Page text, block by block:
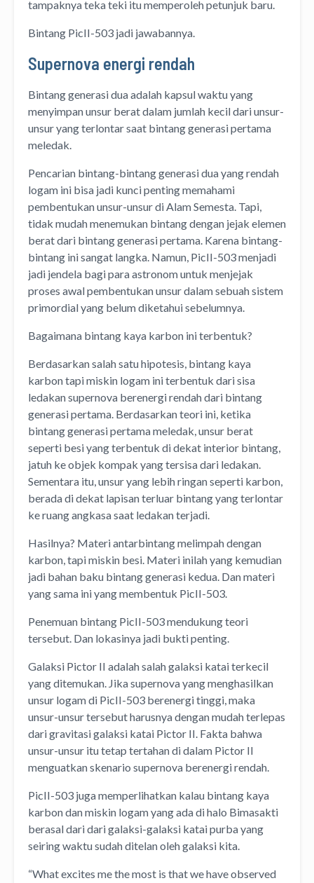
tampaknya teka teki itu memperoleh petunjuk baru.
Bintang PicII-503 jadi jawabannya.
Supernova energi rendah
Bintang generasi dua adalah kapsul waktu yang
menyimpan unsur berat dalam jumlah kecil dari unsur-
unsur yang terlontar saat bintang generasi pertama
meledak.
Pencarian bintang-bintang generasi dua yang rendah
logam ini bisa jadi kunci penting memahami
pembentukan unsur-unsur di Alam Semesta. Tapi,
tidak mudah menemukan bintang dengan jejak elemen
berat dari bintang generasi pertama. Karena bintang-
bintang ini sangat langka. Namun, PicII-503 menjadi
jadi jendela bagi para astronom untuk menjejak
proses awal pembentukan unsur dalam sebuah sistem
primordial yang belum diketahui sebelumnya.
Bagaimana bintang kaya karbon ini terbentuk?
Berdasarkan salah satu hipotesis, bintang kaya
karbon tapi miskin logam ini terbentuk dari sisa
ledakan supernova berenergi rendah dari bintang
generasi pertama. Berdasarkan teori ini, ketika
bintang generasi pertama meledak, unsur berat
seperti besi yang terbentuk di dekat interior bintang,
jatuh ke objek kompak yang tersisa dari ledakan.
Sementara itu, unsur yang lebih ringan seperti karbon,
berada di dekat lapisan terluar bintang yang terlontar
ke ruang angkasa saat ledakan terjadi.
Hasilnya? Materi antarbintang melimpah dengan
karbon, tapi miskin besi. Materi inilah yang kemudian
jadi bahan baku bintang generasi kedua. Dan materi
yang sama ini yang membentuk PicII-503.
Penemuan bintang PicII-503 mendukung teori
tersebut. Dan lokasinya jadi bukti penting.
Galaksi Pictor II adalah salah galaksi katai terkecil
yang ditemukan. Jika supernova yang menghasilkan
unsur logam di PicII-503 berenergi tinggi, maka
unsur-unsur tersebut harusnya dengan mudah terlepas
dari gravitasi galaksi katai Pictor II. Fakta bahwa
unsur-unsur itu tetap tertahan di dalam Pictor II
menguatkan skenario supernova berenergi rendah.
PicII-503 juga memperlihatkan kalau bintang kaya
karbon dan miskin logam yang ada di halo Bimasakti
berasal dari dari galaksi-galaksi katai purba yang
seiring waktu sudah ditelan oleh galaksi kita.
“What excites me the most is that we have observed